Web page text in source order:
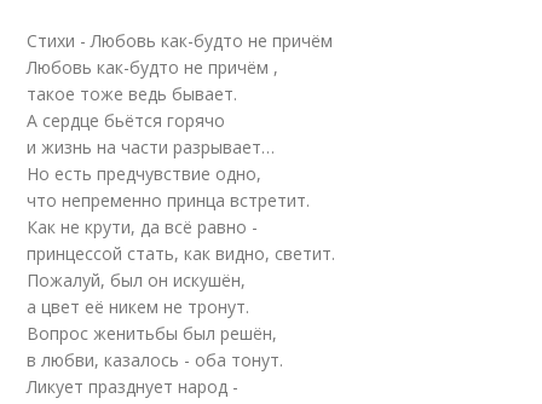
Стихи - Любовь как-будто не причём
Любовь как-будто не причём ,
такое тоже ведь бывает.
А сердце бьётся горячо
и жизнь на части разрывает…
Но есть предчувствие одно,
что непременно принца встретит.
Как не крути, да всё равно -
принцессой стать, как видно, светит.
Пожалуй, был он искушён,
а цвет её никем не тронут.
Вопрос женитьбы был решён,
в любви, казалось - оба тонут.
Ликует празднует народ -